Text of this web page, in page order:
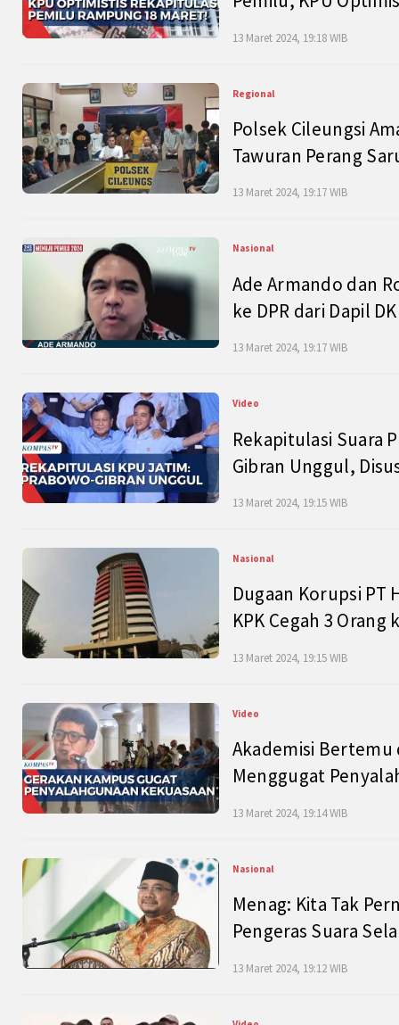
13 Maret 2024, 19:18 WIB
Regional
Polsek Cileungsi
Tawuran Perang
13 Maret 2024, 19:17 WIB
Nasional
Ade Armando dan
ke DPR dari Dapil
13 Maret 2024, 19:17 WIB
Video
Rekapitulasi Suara
Gibran Unggul,
13 Maret 2024, 19:15 WIB
Nasional
Dugaan Korupsi PT
KPK Cegah 3 Orang
13 Maret 2024, 19:15 WIB
Video
Akademisi Bertemu
Menggugat
13 Maret 2024, 19:14 WIB
Nasional
Menag: Kita Tak
Pengeras Suara
13 Maret 2024, 19:12 WIB